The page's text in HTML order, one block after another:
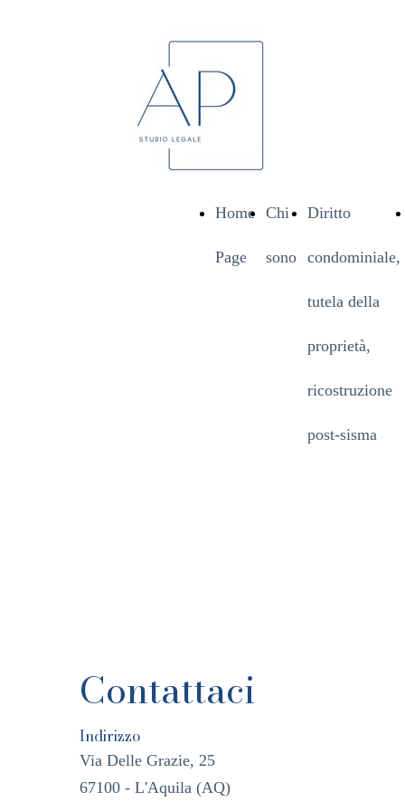
Home
Page
Chi
sono
Diritto
condominiale,
tutela della
proprietà,
ricostruzione
post-sisma
Contattaci
Indirizzo
Via Delle Grazie, 25
67100 - L'Aquila (AQ)